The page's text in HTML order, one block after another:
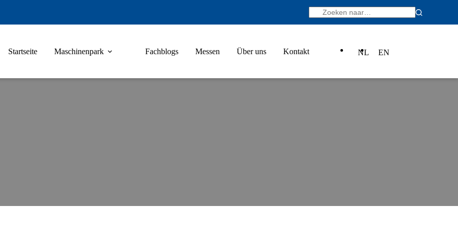
Startseite Maschinenpark Fachblogs Messen Über uns Kontakt NL EN